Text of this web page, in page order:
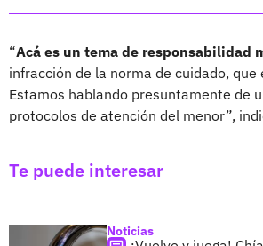
“Acá es un tema de responsabilidad
infracción de la norma de cuidado,
Estamos hablando presuntamente de
protocolos de atención del menor”,
Te puede interesar
Noticias